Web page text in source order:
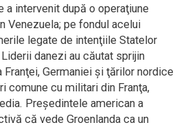
a intervenit după o operaţiune
Venezuela; pe fondul acelui
legate de intenţiile Statelor
danezi au căutat sprijin
Germaniei şi ţărilor nordice
comune cu militari din Franţa,
Preşedintele american a
că vede Groenlanda ca un